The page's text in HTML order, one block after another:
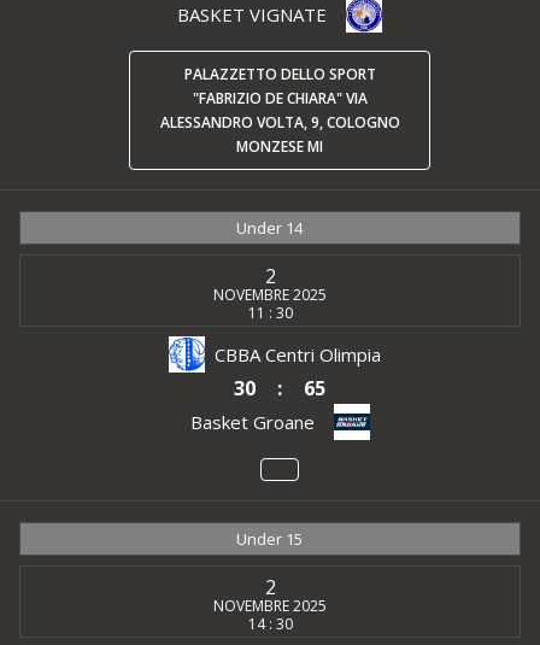
BASKET VIGNATE
PALAZZETTO DELLO SPORT
"FABRIZIO DE CHIARA" VIA
ALESSANDRO VOLTA, 9, COLOGNO
MONZESE MI
Under 14
2
NOVEMBRE 2025
11 : 30
CBBA Centri Olimpia
30 : 65
Basket Groane
Under 15
2
NOVEMBRE 2025
14 : 30